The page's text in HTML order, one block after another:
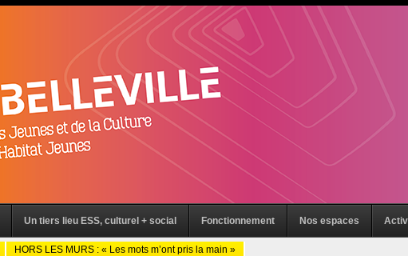
Un tiers lieu ESS, culturel + social Fonctionnement Nos espaces
HORS LES MURS : « Les mots m’ont pris la main »